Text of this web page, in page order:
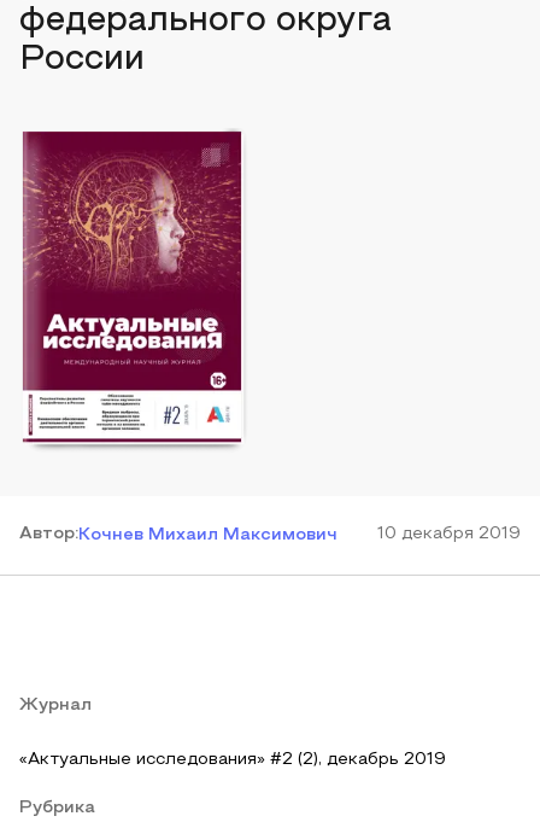
федерального округа
России
Автор:Кочнев Михаил Максимович 10 декабря 2019
Журнал
«Актуальные исследования» #2 (2), декабрь 2019
Рубрика